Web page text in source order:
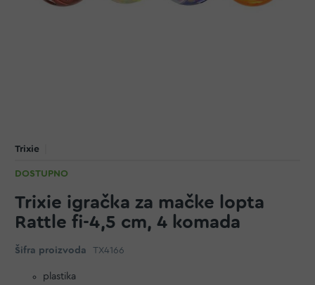
Trixie
DOSTUPNO
Trixie igračka za mačke lopta
Rattle fi-4,5 cm, 4 komada
Šifra proizvoda TX4166
plastika